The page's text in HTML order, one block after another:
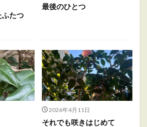
ふたつ
最後のひとつ
2026年4月11日
それでも咲きはじめて